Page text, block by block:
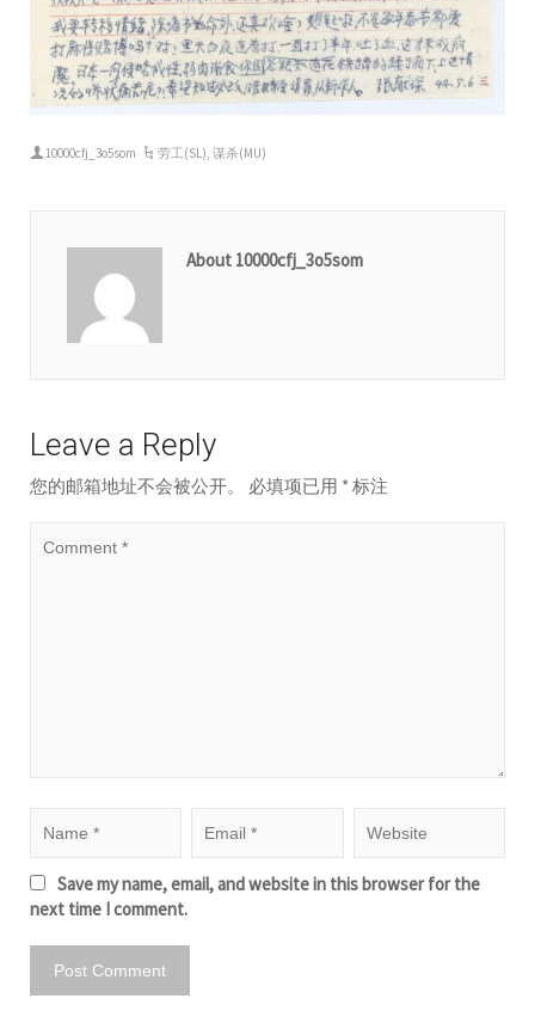
10000cfj_3o5som 劳工(SL),谋杀(MU)
About 10000cfj_3o5som
Leave a Reply
您的邮箱地址不会被公开。 必填项已用 *标注
Save my name, email, and website in this browser for the
next time I comment.